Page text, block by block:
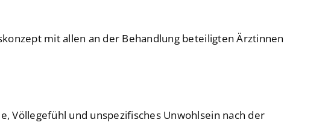
mit allen an der Behandlung beteiligten Ärztinnen
Völlegefühl und unspezifisches Unwohlsein nach der